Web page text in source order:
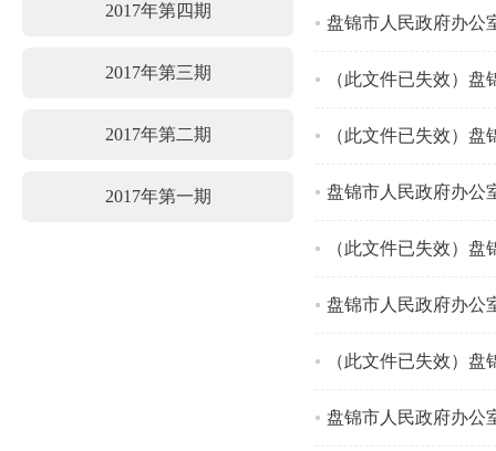
2017年第四期
2017年第三期
2017年第二期
2017年第一期
盘锦市人民政府办公
（此文件已失效）
盘锦市人民政府办公
（此文件已失效）
盘锦市人民政府办公
（此文件已失效）
盘锦市人民政府办公